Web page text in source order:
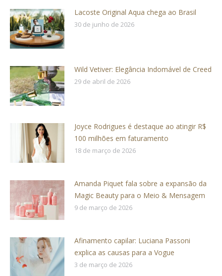
Lacoste Original Aqua chega ao Brasil
30 de junho de 2026
Wild Vetiver: Elegância Indomável de Creed
29 de abril de 2026
Joyce Rodrigues é destaque ao atingir R$
100 milhões em faturamento
18 de março de 2026
Amanda Piquet fala sobre a expansão da
Magic Beauty para o Meio & Mensagem
9 de março de 2026
Afinamento capilar: Luciana Passoni
explica as causas para a Vogue
3 de março de 2026